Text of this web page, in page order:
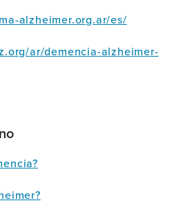
alzheimer.org.ar/es/
ar/demencia-alzheimer-